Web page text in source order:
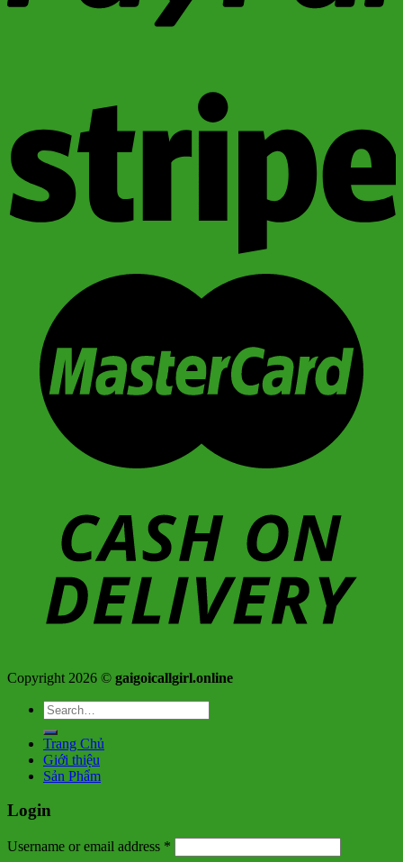
Copyright 2026 © gaigoicallgirl.online
Search
for:
Trang Chủ
Giới thiệu
Sản Phẩm
Login
Username or email address *